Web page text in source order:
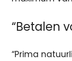
“Betalen
“Prima